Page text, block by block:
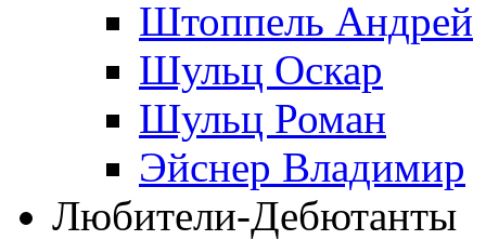
Штоппель Андрей
Шульц Оскар
Шульц Роман
Эйснер Владимир
Любители-Дебютанты